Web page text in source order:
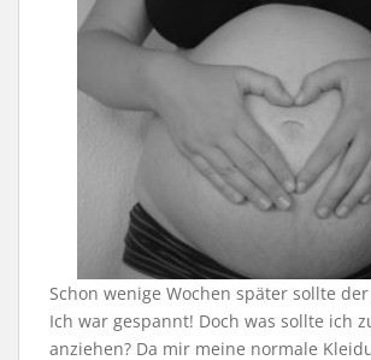
Schon wenige Wochen später sollte
Ich war gespannt! Doch was sollte ich
anziehen? Da mir meine normale